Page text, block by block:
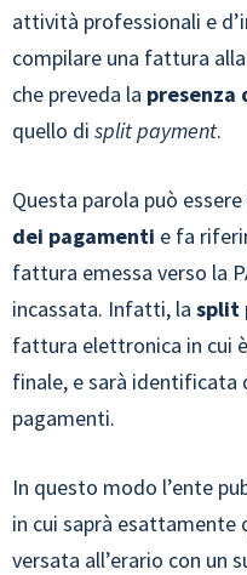
attività professionali e
compilare una fattura
che preveda la presenza
quello di split payment.
Questa parola può
dei pagamenti e fa
fattura emessa verso la
incassata. Infatti, la split
fattura elettronica in cui
finale, e sarà identificata
pagamenti.
In questo modo l’ente
in cui saprà esattamente
versata all’erario con un